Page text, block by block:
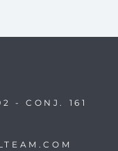
- CONJ. 161